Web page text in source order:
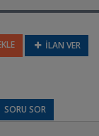
Paracyprichromis
nigripinnis
(Nigripinnis)
İLAN VER
SORU SOR